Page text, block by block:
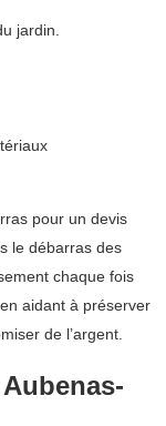
jardin.
pour un devis
le débarras des
chaque fois
aidant à préserver
de l’argent.